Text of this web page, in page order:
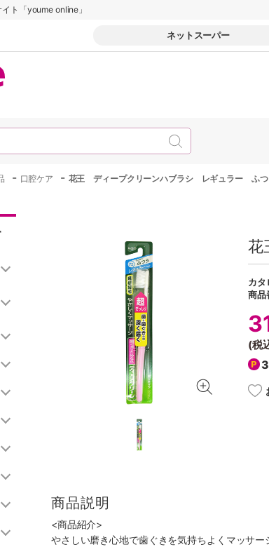
ト「youme online」
ネットスーパー
- 口腔ケア - 花王 ディープクリーンハブラシ レギュラー ふつ
花
カタ
商品
(税
3
商品説明
<商品紹介>
やさしい磨き心地で歯ぐきを気持ちよくマッサー